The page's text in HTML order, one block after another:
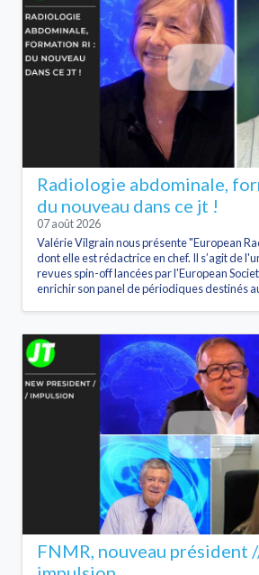
Radiologie abdominale,
du nouveau dans ce jt !
07 août 2026
Valérie Vilgrain nous présente "European
dont elle est rédactrice en chef. Il s’agit de
revues spin-off lancées par l'European
enrichir son panel de périodiques destinés
FNMR, nouveau président